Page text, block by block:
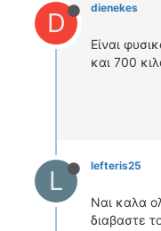
D dienekes
Είναι
και 700
L lefteris25
Ναι καλα
διαβαστε